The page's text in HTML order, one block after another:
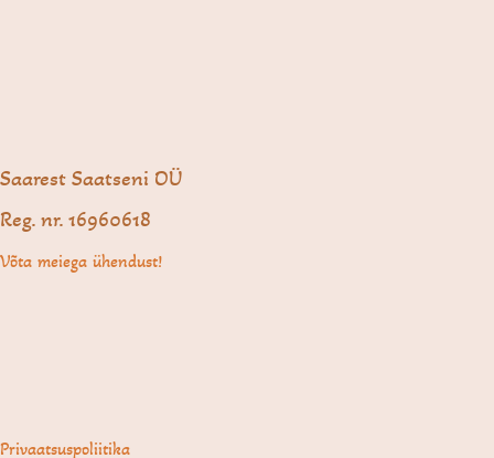
Saarest Saatseni OÜ
Reg. nr. 16960618
Võta meiega ühendust!
Privaatsuspoliitika